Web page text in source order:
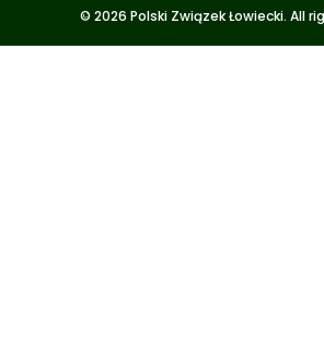
© 2026 Polski Związek Łowiecki. All